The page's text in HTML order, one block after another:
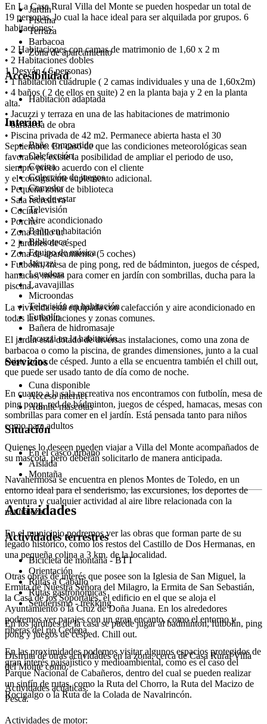
En La Casa Rural Villa del Monte se pueden hospedar un total de
19 personas, lo cual la hace ideal para ser alquilada por grupos. 6
habitaciones:
• 2 Habitaciones con camas de matrimonio de 1,60 x 2 m
• 2 Habitaciones dobles
1 Desván ( 6 personas)
• 1 habitación cuádruple ( 2 camas individuales y una de 1,60x2m)
• 4 baños ( 2 de ellos en suite) 2 en la planta baja y 2 en la planta
alta.
• Jacuzzi y terraza en una de las habitaciones de matrimonio
• barbacoa de obra
• Piscina privada de 42 m2. Permanece abierta hasta el 30
Septiembre. En caso de que las condiciones meteorológicas sean
favorables, existe la posibilidad de ampliar el periodo de uso,
siempre precio acuerdo con el cliente
y el consiguiente suplemento adicional.
• Pequeña zona de biblioteca
• Sala recreativa
• Cocina
• Porche
• Zona chillo ut
• 2 jardines de césped
• Zona de aparcamiento (5 coches)
• Futbolín, mesa de ping pong, red de bádminton, juegos de césped,
hamacas, mesas para comer en jardín con sombrillas, ducha para la
piscina.
La vivienda está equipada con calefacción y aire acondicionado en
todas las habitaciones y zonas comunes.
El jardín está dotado de diversas instalaciones, como una zona de
barbacoa o como la piscina, de grandes dimensiones, junto a la cual
existe zona de césped. Junto a ella se encuentra también el chill out,
que puede ser usado tanto de día como de noche.
En cuanto a la sala recreativa nos encontramos con futbolín, mesa de
ping pong, red de bádminton, juegos de césped, hamacas, mesas con
sombrillas para comer en el jardín. Está pensada tanto para niños
como para adultos
Quienes lo deseen pueden viajar a Villa del Monte acompañados de
su mascota, pero deberán solicitarlo de manera anticipada.
Navahermosa se encuentra en plenos Montes de Toledo, en un
entorno ideal para el senderismo, las excursiones, los deportes de
aventura y cualquier actividad al aire libre relacionada con la
naturaleza.
En el municipio podremos ver las obras que forman parte de su
legado histórico, como los restos del Castillo de Dos Hermanas, en
una pequeña colina a 3 km. de la localidad.
Otras obras de interés que posee son la Iglesia de San Miguel, la
Ermita de Nuestra Señora del Milagro, la Ermita de San Sebastián,
la Casa de los Soportales, el edificio en el que se aloja el
Ayuntamiento o la Cruz de Doña Juana. En los alrededores
podremos ver parajes con un gran encanto, como el entorno y
riberas del río Cedena.
En las proximidades podemos visitar algunos espacios protegidos de
gran interés paisajístico y medioambiental, como es el caso del
Parque Nacional de Cabañeros, dentro del cual se pueden realizar
un sinfín de rutas, como la Ruta del Chorro, la Ruta del Macizo de
Rocigalgo o la Ruta de la Colada de Navalrincón.
Jardín
Piscina
Terraza
Barbacoa
Zona de aparcamiento
Accesibilidad
Habitación adaptada
Interior
Baño compartido
Calefacción
Cocina
Colección de juegos
Comedor
Sala de estar
Televisión
Aire acondicionado
Baño en habitación
Biblioteca
Equipo de música
Jacuzzi
Lavadora
Lavavajillas
Microondas
Televisión en habitación
Futbolín
Bañera de hidromasaje
Jacuzzi en la habitación
Servicios
Cuna disponible
Acceso internet
Admite mascotas
Situación
En el casco urbano
Aislada
Montaña
Actividades
Actividades terrestres
Bicicleta de montaña - BTT
Orientación
Rutas a Caballo
Rutas gastronómicas
Senderismo - trekking
En los jardines de la casa se puede jugar al badminton, futbolín, ping
pong y juegos de césped. Chill out.
Disfruta de otras actividades en la zona, cerca de Casa Rural Villa
del Monte como:
Actividades acuáticas:
Pesca.
Actividades de motor: